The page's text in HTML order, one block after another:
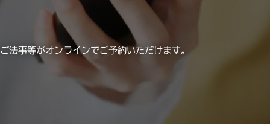
法事等がオンラインでご予約いただけます。